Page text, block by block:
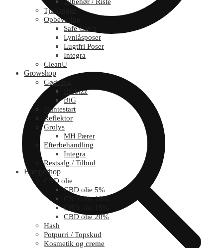
Tjubanger
Opbevaring
Safe Can’s
Lynlåsposer
Lugtfri Poser
Integra
CleanU
Growshop
Gødning
Biobizz
BiG
Plantestart
Reflektor
Grolys
MH Pærer
Efterbehandling
Integra
Restsalg / Tilbud
Hampeshop
CBD olie
CBD olie 5%
CBD olie 10%
CBD olie 15%
CBD olie 20%
Hash
Potpurri / Topskud
Kosmetik og creme